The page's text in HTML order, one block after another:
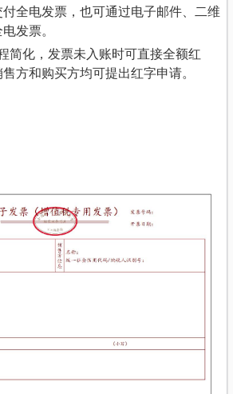
全电发票，也可通过电子邮件、二维
发票。
简化，发票未入账时可直接全额红
方和购买方均可提出红字申请。